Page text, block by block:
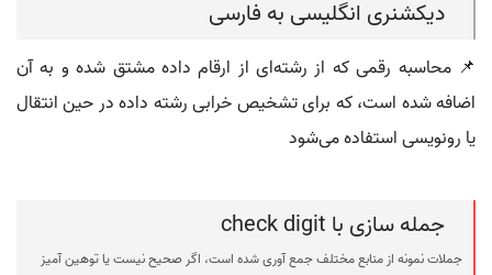
دیکشنری انگلیسی به فارسی
📌 محاسبه رقمی که از رشته‌ای از ارقام داده مشتق شده و به آن
اضافه شده است، که برای تشخیص خرابی رشته داده در حین انتقال
یا رونویسی استفاده می‌شود
جمله سازی با check digit
جملات نمونه از منابع مختلف جمع آوری شده است، اگر صحیح نیست یا توهین آمیز